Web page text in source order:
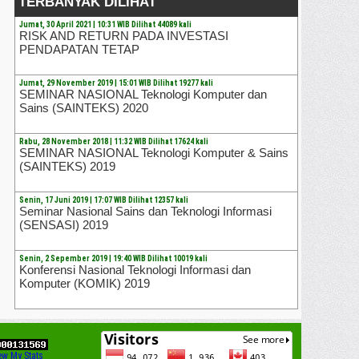
Jumat, 30 April 2021 | 10:31 WIB Dilihat 44089 kali
RISK AND RETURN PADA INVESTASI
PENDAPATAN TETAP
Jumat, 29 November 2019 | 15:01 WIB Dilihat 19277 kali
SEMINAR NASIONAL Teknologi Komputer dan
Sains (SAINTEKS) 2020
Rabu, 28 November 2018 | 11:32 WIB Dilihat 17624 kali
SEMINAR NASIONAL Teknologi Komputer & Sains
(SAINTEKS) 2019
Senin, 17 Juni 2019 | 17:07 WIB Dilihat 12357 kali
Seminar Nasional Sains dan Teknologi Informasi
(SENSASI) 2019
Senin, 2 Sepember 2019 | 19:40 WIB Dilihat 10019 kali
Konferensi Nasional Teknologi Informasi dan
Komputer (KOMIK) 2019
My Stats